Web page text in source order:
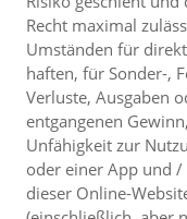
Recht maximal
Umständen für
haften, für Sonder-,
Verluste, Ausgaben
entgangenen
Unfähigkeit zur
oder einer App und
dieser Online-